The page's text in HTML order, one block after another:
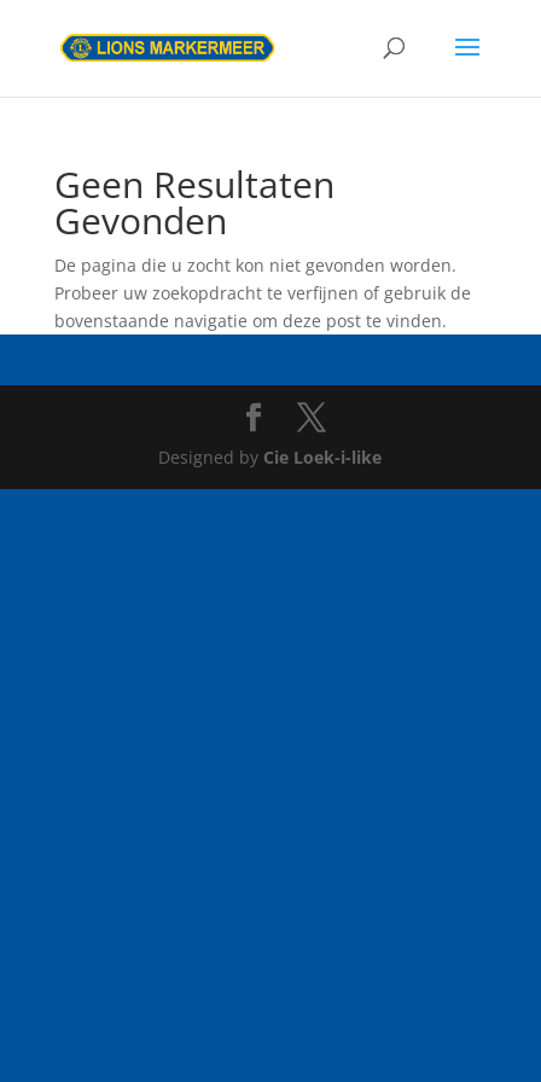
Geen Resultaten
Gevonden
De pagina die u zocht kon niet gevonden worden.
Probeer uw zoekopdracht te verfijnen of gebruik de
bovenstaande navigatie om deze post te vinden.
Designed by Cie Loek-i-like